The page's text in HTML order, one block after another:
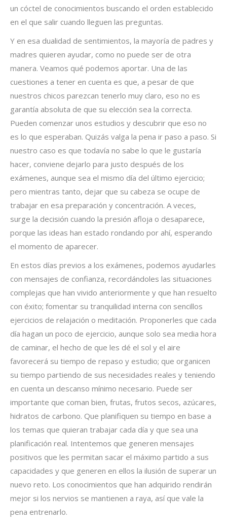
un cóctel de conocimientos buscando el orden establecido
en el que salir cuando lleguen las preguntas.
Y en esa dualidad de sentimientos, la mayoría de padres y
madres quieren ayudar, como no puede ser de otra
manera. Veamos qué podemos aportar. Una de las
cuestiones a tener en cuenta es que, a pesar de que
nuestros chicos parezcan tenerlo muy claro, eso no es
garantía absoluta de que su elección sea la correcta.
Pueden comenzar unos estudios y descubrir que eso no
es lo que esperaban. Quizás valga la pena ir paso a paso. Si
nuestro caso es que todavía no sabe lo que le gustaría
hacer, conviene dejarlo para justo después de los
exámenes, aunque sea el mismo día del último ejercicio;
pero mientras tanto, dejar que su cabeza se ocupe de
trabajar en esa preparación y concentración. A veces,
surge la decisión cuando la presión afloja o desaparece,
porque las ideas han estado rondando por ahí, esperando
el momento de aparecer.
En estos días previos a los exámenes, podemos ayudarles
con mensajes de confianza, recordándoles las situaciones
complejas que han vivido anteriormente y que han resuelto
con éxito; fomentar su tranquilidad interna con sencillos
ejercicios de relajación o meditación. Proponerles que cada
día hagan un poco de ejercicio, aunque solo sea media hora
de caminar, el hecho de que les dé el sol y el aire
favorecerá su tiempo de repaso y estudio; que organicen
su tiempo partiendo de sus necesidades reales y teniendo
en cuenta un descanso mínimo necesario. Puede ser
importante que coman bien, frutas, frutos secos, azúcares,
hidratos de carbono. Que planifiquen su tiempo en base a
los temas que quieran trabajar cada día y que sea una
planificación real. Intentemos que generen mensajes
positivos que les permitan sacar el máximo partido a sus
capacidades y que generen en ellos la ilusión de superar un
nuevo reto. Los conocimientos que han adquirido rendirán
mejor si los nervios se mantienen a raya, así que vale la
pena entrenarlo.